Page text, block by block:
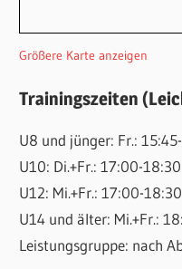
Größere Karte anzeigen
Trainingszeiten
U8 und jünger: Fr.:
U10: Di.+Fr.: 17:00-18:30
U12: Mi.+Fr.: 17:00-18:30
U14 und älter: Mi.+Fr.:
Leistungsgruppe: nach